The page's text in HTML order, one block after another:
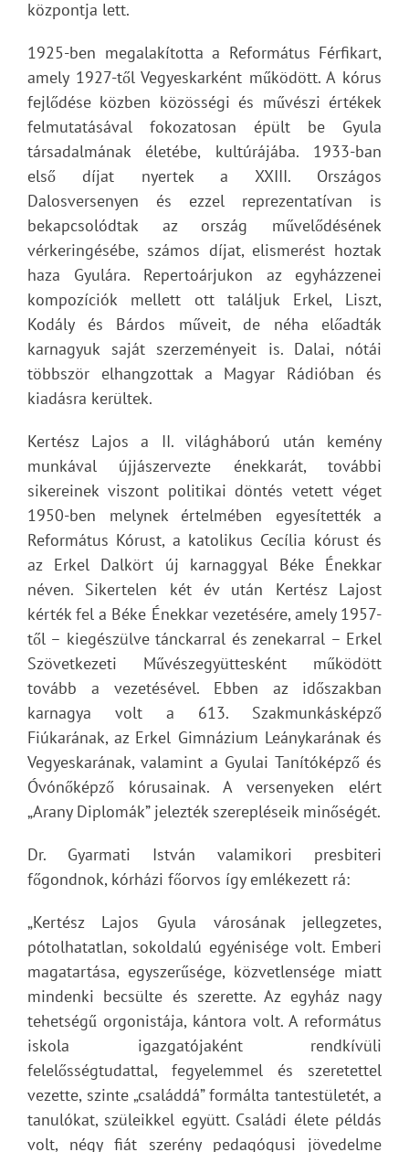
központja lett.
1925-ben megalakította a Református Férfikart,
amely 1927-től Vegyeskarként működött. A kórus
fejlődése közben közösségi és művészi értékek
felmutatásával fokozatosan épült be Gyula
társadalmának életébe, kultúrájába. 1933-ban
első díjat nyertek a XXIII. Országos
Dalosversenyen és ezzel reprezentatívan is
bekapcsolódtak az ország művelődésének
vérkeringésébe, számos díjat, elismerést hoztak
haza Gyulára. Repertoárjukon az egyházzenei
kompozíciók mellett ott találjuk Erkel, Liszt,
Kodály és Bárdos műveit, de néha előadták
karnagyuk saját szerzeményeit is. Dalai, nótái
többször elhangzottak a Magyar Rádióban és
kiadásra kerültek.
Kertész Lajos a II. világháború után kemény
munkával újjászervezte énekkarát, további
sikereinek viszont politikai döntés vetett véget
1950-ben melynek értelmében egyesítették a
Református Kórust, a katolikus Cecília kórust és
az Erkel Dalkört új karnaggyal Béke Énekkar
néven. Sikertelen két év után Kertész Lajost
kérték fel a Béke Énekkar vezetésére, amely 1957-
től – kiegészülve tánckarral és zenekarral – Erkel
Szövetkezeti Művészegyüttesként működött
tovább a vezetésével. Ebben az időszakban
karnagya volt a 613. Szakmunkásképző
Fiúkarának, az Erkel Gimnázium Leánykarának és
Vegyeskarának, valamint a Gyulai Tanítóképző és
Óvónőképző kórusainak. A versenyeken elért
„Arany Diplomák” jelezték szerepléseik minőségét.
Dr. Gyarmati István valamikori presbiteri
főgondnok, kórházi főorvos így emlékezett rá:
„Kertész Lajos Gyula városának jellegzetes,
pótolhatatlan, sokoldalú egyénisége volt. Emberi
magatartása, egyszerűsége, közvetlensége miatt
mindenki becsülte és szerette. Az egyház nagy
tehetségű orgonistája, kántora volt. A református
iskola igazgatójaként rendkívüli
felelősségtudattal, fegyelemmel és szeretettel
vezette, szinte „családdá” formálta tantestületét, a
tanulókat, szüleikkel együtt. Családi élete példás
volt, négy fiát szerény pedagógusi jövedelme